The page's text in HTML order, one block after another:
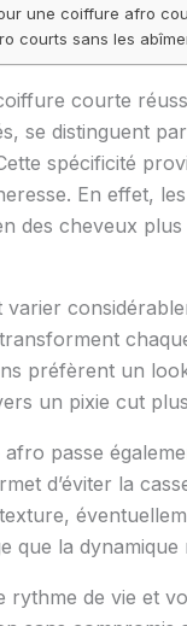
une coiffure afro
courts sans les
courte
se distinguent
spécificité
En effet,
cheveux
préfèrent un
un pixie cut
passe
d’éviter la
que la
de vie et